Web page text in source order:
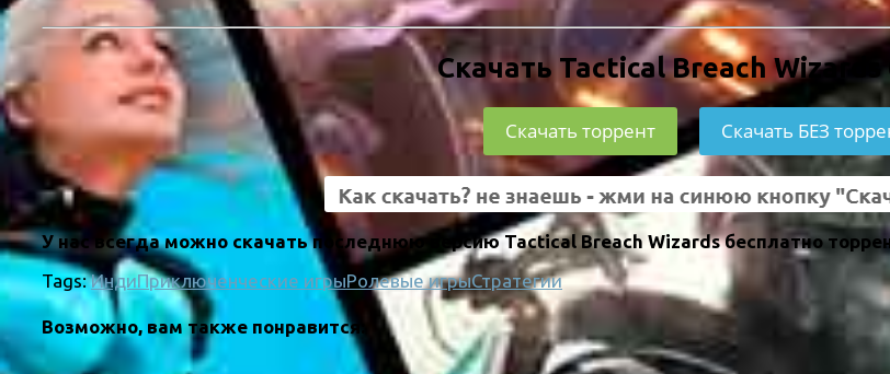
Скачать Tactical Breach Wizards
Скачать торрент Скачать БЕЗ
У нас всегда можно скачать последнюю версию Tactical Breach Wizards бесплатно
Tags: ИндиПриключенческие игрыРолевые игрыСтратегии
Возможно, вам также понравится: